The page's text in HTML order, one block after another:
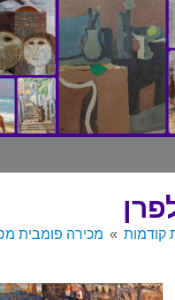
קודמות
מכירה פומבית